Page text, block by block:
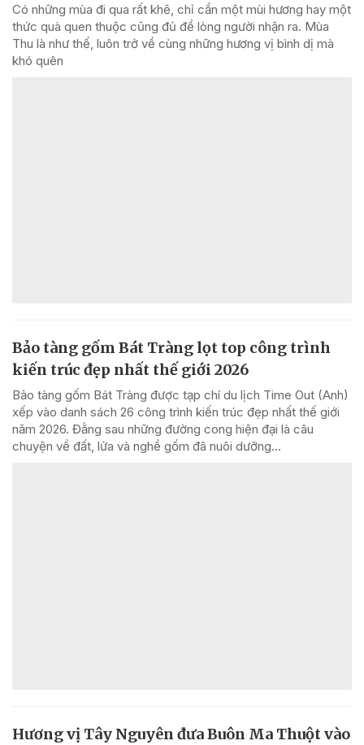
Có những mùa đi qua rất khẽ, chỉ cần một mùi hương hay một
thức quà quen thuộc cũng đủ để lòng người nhận ra. Mùa
Thu là như thế, luôn trở về cùng những hương vị bình dị mà
khó quên
Bảo tàng gốm Bát Tràng lọt top công trình
kiến trúc đẹp nhất thế giới 2026
Bảo tàng gốm Bát Tràng được tạp chí du lịch Time Out (Anh)
xếp vào danh sách 26 công trình kiến trúc đẹp nhất thế giới
năm 2026. Đằng sau những đường cong hiện đại là câu
chuyện về đất, lửa và nghề gốm đã nuôi dưỡng...
Hương vị Tây Nguyên đưa Buôn Ma Thuột vào